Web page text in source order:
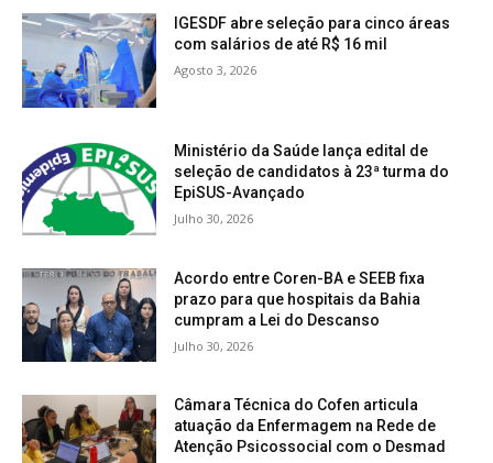
IGESDF abre seleção para cinco áreas
com salários de até R$ 16 mil
Agosto 3, 2026
Ministério da Saúde lança edital de
seleção de candidatos à 23ª turma do
EpiSUS-Avançado
Julho 30, 2026
Acordo entre Coren-BA e SEEB fixa
prazo para que hospitais da Bahia
cumpram a Lei do Descanso
Julho 30, 2026
Câmara Técnica do Cofen articula
atuação da Enfermagem na Rede de
Atenção Psicossocial com o Desmad